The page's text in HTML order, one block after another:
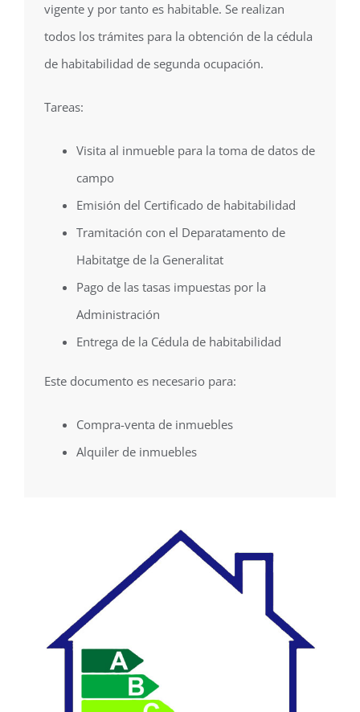
vigente y por tanto es habitable. Se realizan
todos los trámites para la obtención de la cédula
de habitabilidad de segunda ocupación.
Tareas:
Visita al inmueble para la toma de datos de
campo
Emisión del Certificado de habitabilidad
Tramitación con el Deparatamento de
Habitatge de la Generalitat
Pago de las tasas impuestas por la
Administración
Entrega de la Cédula de habitabilidad
Este documento es necesario para:
Compra-venta de inmuebles
Alquiler de inmuebles